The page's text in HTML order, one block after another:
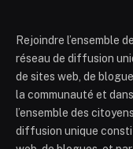
Rejoindre l’ensemble
réseau de diffusion
de sites web, de
la communauté et
l’ensemble des
diffusion unique